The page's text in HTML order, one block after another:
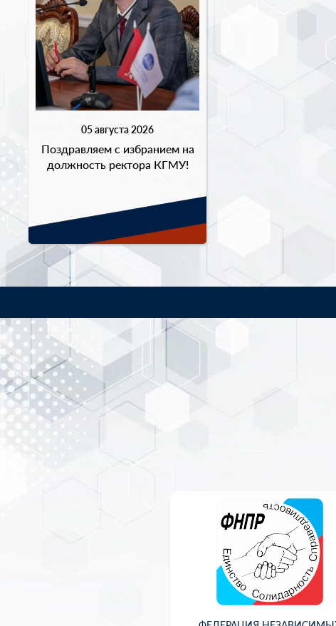
05 августа 2026
Поздравляем с избранием на
должность ректора КГМУ!